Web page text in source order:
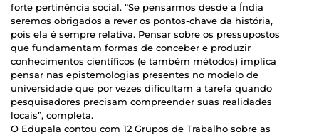
forte pertinência social. “Se pensarmos desde a Índia
seremos obrigados a rever os pontos-chave da história,
pois ela é sempre relativa. Pensar sobre os pressupostos
que fundamentam formas de conceber e produzir
conhecimentos científicos (e também métodos) implica
pensar nas epistemologias presentes no modelo de
universidade que por vezes dificultam a tarefa quando
pesquisadores precisam compreender suas realidades
locais”, completa.
O Edupala contou com 12 Grupos de Trabalho sobre as